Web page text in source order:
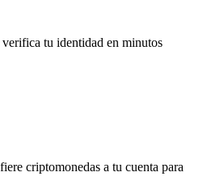
tu identidad en minutos
criptomonedas a tu cuenta para